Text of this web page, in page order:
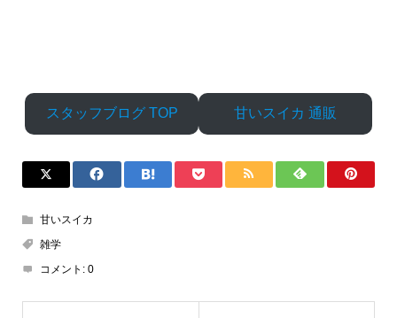
スタッフブログ TOP 甘いスイカ 通販
甘いスイカ
雑学
コメント: 0